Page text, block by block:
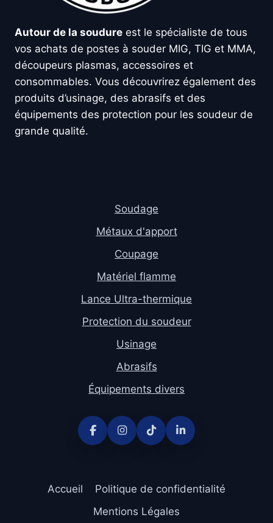
Autour de la soudure est le spécialiste de tous
vos achats de postes à souder MIG, TIG et MMA,
découpeurs plasmas, accessoires et
consommables. Vous découvrirez également des
produits d’usinage, des abrasifs et des
équipements des protection pour les soudeur de
grande qualité.
Soudage
Métaux d'apport
Coupage
Matériel flamme
Lance Ultra-thermique
Protection du soudeur
Usinage
Abrasifs
Équipements divers
Accueil
Politique de confidentialité
Mentions Légales